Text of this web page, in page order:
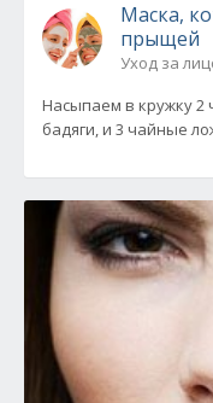
Маска,
прыщей
Уход за
Насыпаем в кружку 2
бадяги, и 3 чайные